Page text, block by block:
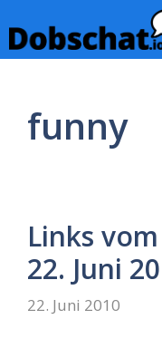
Inhalt
springen
funny
Links
22. Juni
22. Juni 2010